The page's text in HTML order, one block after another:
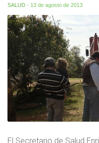
SALUD - 13 de agosto de 2013
El Secretario de Salud